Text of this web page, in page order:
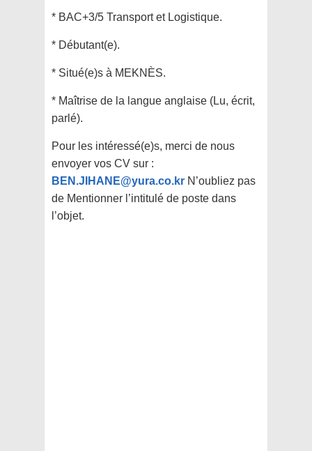
* BAC+3/5 Transport et Logistique.
* Débutant(e).
* Situé(e)s à MEKNÈS.
* Maîtrise de la langue anglaise (Lu, écrit,
parlé).
Pour les intéressé(e)s, merci de nous
envoyer vos CV sur :
BEN.JIHANE@yura.co.kr N’oubliez pas
de Mentionner l’intitulé de poste dans
l’objet.